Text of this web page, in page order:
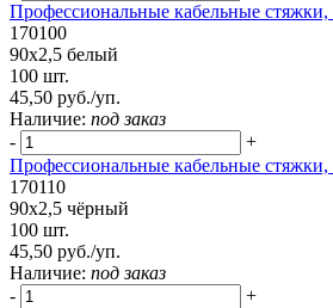
Профессиональные кабельные
170100
90х2,5 белый
100 шт.
45,50 руб./уп.
Наличие: под заказ
-
+
Профессиональные кабельные
170110
90х2,5 чёрный
100 шт.
45,50 руб./уп.
Наличие: под заказ
-
+